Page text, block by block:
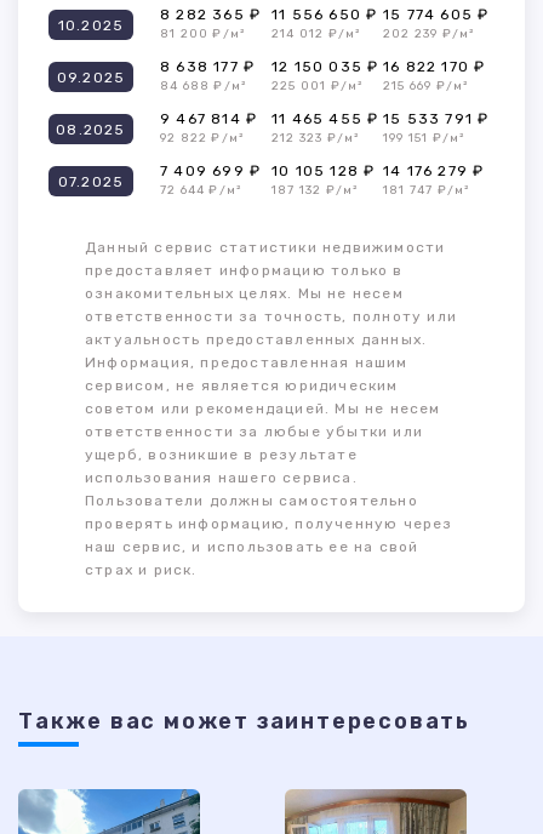
10.2025
8 282 365 ₽
81 200 ₽/м²
11 556 650 ₽
214 012 ₽/м²
15 774 605 ₽
202 239 ₽/м²
09.2025
8 638 177 ₽
84 688 ₽/м²
12 150 035 ₽
225 001 ₽/м²
16 822 170 ₽
215 669 ₽/м²
08.2025
9 467 814 ₽
92 822 ₽/м²
11 465 455 ₽
212 323 ₽/м²
15 533 791 ₽
199 151 ₽/м²
07.2025
7 409 699 ₽
72 644 ₽/м²
10 105 128 ₽
187 132 ₽/м²
14 176 279 ₽
181 747 ₽/м²
Данный сервис статистики недвижимости
предоставляет информацию только в
ознакомительных целях. Мы не несем
ответственности за точность, полноту или
актуальность предоставленных данных.
Информация, предоставленная нашим
сервисом, не является юридическим
советом или рекомендацией. Мы не несем
ответственности за любые убытки или
ущерб, возникшие в результате
использования нашего сервиса.
Пользователи должны самостоятельно
проверять информацию, полученную через
наш сервис, и использовать ее на свой
страх и риск.
Также ваc может заинтересовать